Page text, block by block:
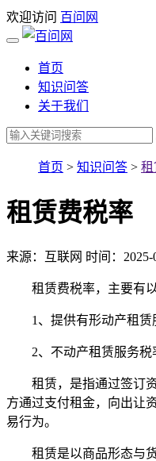
欢迎访问 百问网
首页
知识问答
关于我们
首页 > 知识问答 > 租
租赁费税率
来源：互联网 时间：2025-
租赁费税率，主要有以
1、提供有形动产租赁
2、不动产租赁服务税
租赁，是指通过签订资
方通过支付租金，向出让
易行为。
租赁是以商品形态与货